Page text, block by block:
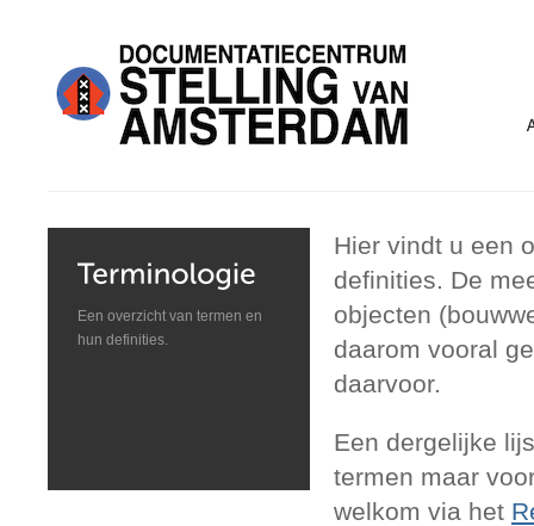
Een overzicht van termen en
hun definities.
Hier vindt u een
definities. De
objecten
daarom vooral
daarvoor.
Een dergelijke
termen maar
welkom via het